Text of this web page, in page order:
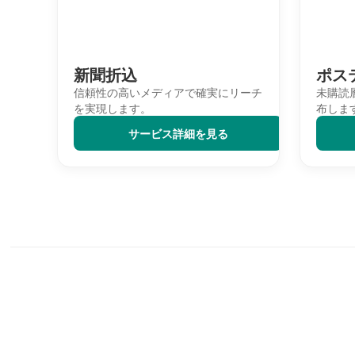
新聞折込
信頼性の高いメディアで確実にリーチ
を実現します。
サービス詳細を見る
ポス
未購読
布しま